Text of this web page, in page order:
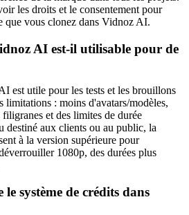
les droits et le consentement pour
que vous clonez dans Vidnoz AI.
AI est-il utilisable pour de
est utile pour les tests et les brouillons
limitations : moins d'avatars/modèles,
et des limites de durée
destiné aux clients ou au public, la
à la version supérieure pour
1080p, des durées plus
système de crédits dans